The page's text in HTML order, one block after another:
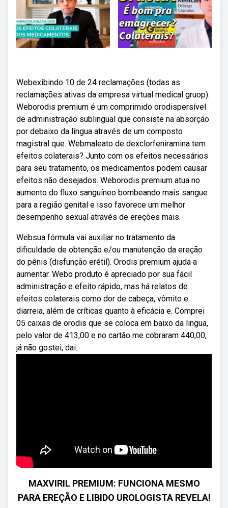
Webexibindo 10 de 24 reclamações (todas as
reclamações ativas da empresa virtual medical gruop).
Weborodis premium é um comprimido orodispersível
de administração sublingual que consiste na absorção
por debaixo da língua através de um composto
magistral que. Webmaleato de dexclorfeniramina tem
efeitos colaterais? Junto com os efeitos necessários
para seu tratamento, os medicamentos podem causar
efeitos não desejados. Weborodis premium atua no
aumento do fluxo sanguíneo bombeando mais sangue
para a região genital e isso favorece um melhor
desempenho sexual através de ereções mais.
Websua fórmula vai auxiliar no tratamento da
dificuldade de obtenção e/ou manutenção da ereção
do pênis (disfunção erétil). Orodis premium ajuda a
aumentar. Webo produto é apreciado por sua fácil
administração e efeito rápido, mas há relatos de
efeitos colaterais como dor de cabeça, vômito e
diarreia, além de críticas quanto à eficácia e. Comprei
05 caixas de orodis que se coloca em baixo da lingua,
pelo valor de 413,00 e no cartão me cobraram 440,00,
já não gostei, dai.
MAXVIRIL PREMIUM: FUNCIONA MESMO
PARA EREÇÃO E LIBIDO UROLOGISTA REVELA!